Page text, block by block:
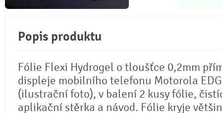
Popis produktu
Fólie Flexi Hydrogel o tloušťce 0,2mm
displeje mobilního telefonu Motorola
(ilustrační foto), v balení 2 kusy fólie,
aplikační stěrka a návod. Fólie kryje